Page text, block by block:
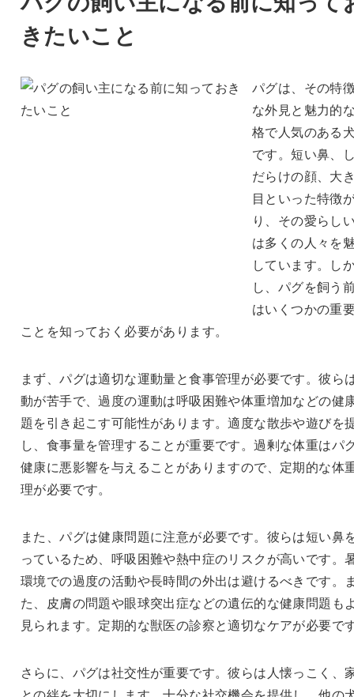
きたいこと
パグは、その特
な外見と魅力的
格で人気のある
です。短い鼻、
だらけの顔、大
目といった特徴
り、その愛らし
は多くの人々を
しています。し
し、パグを飼う
はいくつかの重
ことを知っておく必要があります。
まず、パグは適切な運動量と食事管理が必要です。彼ら
動が苦手で、過度の運動は呼吸困難や体重増加などの健
題を引き起こす可能性があります。適度な散歩や遊びを
し、食事量を管理することが重要です。過剰な体重はパ
健康に悪影響を与えることがありますので、定期的な体
理が必要です。
また、パグは健康問題に注意が必要です。彼らは短い鼻
っているため、呼吸困難や熱中症のリスクが高いです。
環境での過度の活動や長時間の外出は避けるべきです。
た、皮膚の問題や眼球突出症などの遺伝的な健康問題も
見られます。定期的な獣医の診察と適切なケアが必要で
さらに、パグは社交性が重要です。彼らは人懐っこく、